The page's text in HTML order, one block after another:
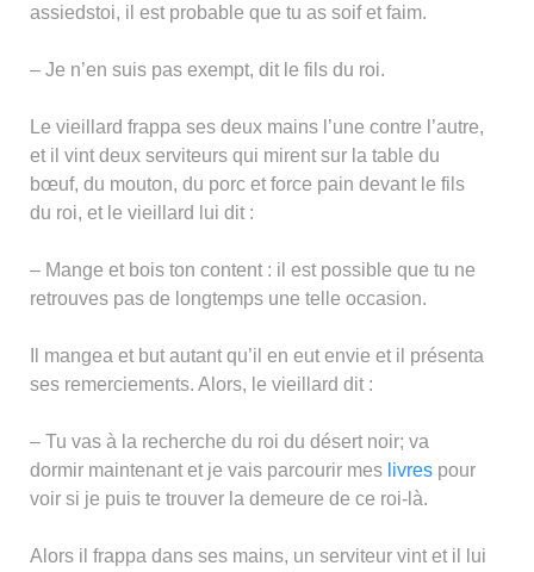
assiedstoi, il est probable que tu as soif et faim.
– Je n’en suis pas exempt, dit le fils du roi.
Le vieillard frappa ses deux mains l’une contre l’autre,
et il vint deux serviteurs qui mirent sur la table du
bœuf, du mouton, du porc et force pain devant le fils
du roi, et le vieillard lui dit :
– Mange et bois ton content : il est possible que tu ne
retrouves pas de longtemps une telle occasion.
Il mangea et but autant qu’il en eut envie et il présenta
ses remerciements. Alors, le vieillard dit :
– Tu vas à la recherche du roi du désert noir; va
dormir maintenant et je vais parcourir mes livres pour
voir si je puis te trouver la demeure de ce roi-là.
Alors il frappa dans ses mains, un serviteur vint et il lui